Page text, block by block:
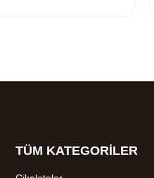
TÜM KATEGORİLER